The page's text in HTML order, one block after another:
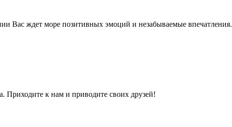
Вас ждет море позитивных эмоций и незабываемые впечатления.
Приходите к нам и приводите своих друзей!